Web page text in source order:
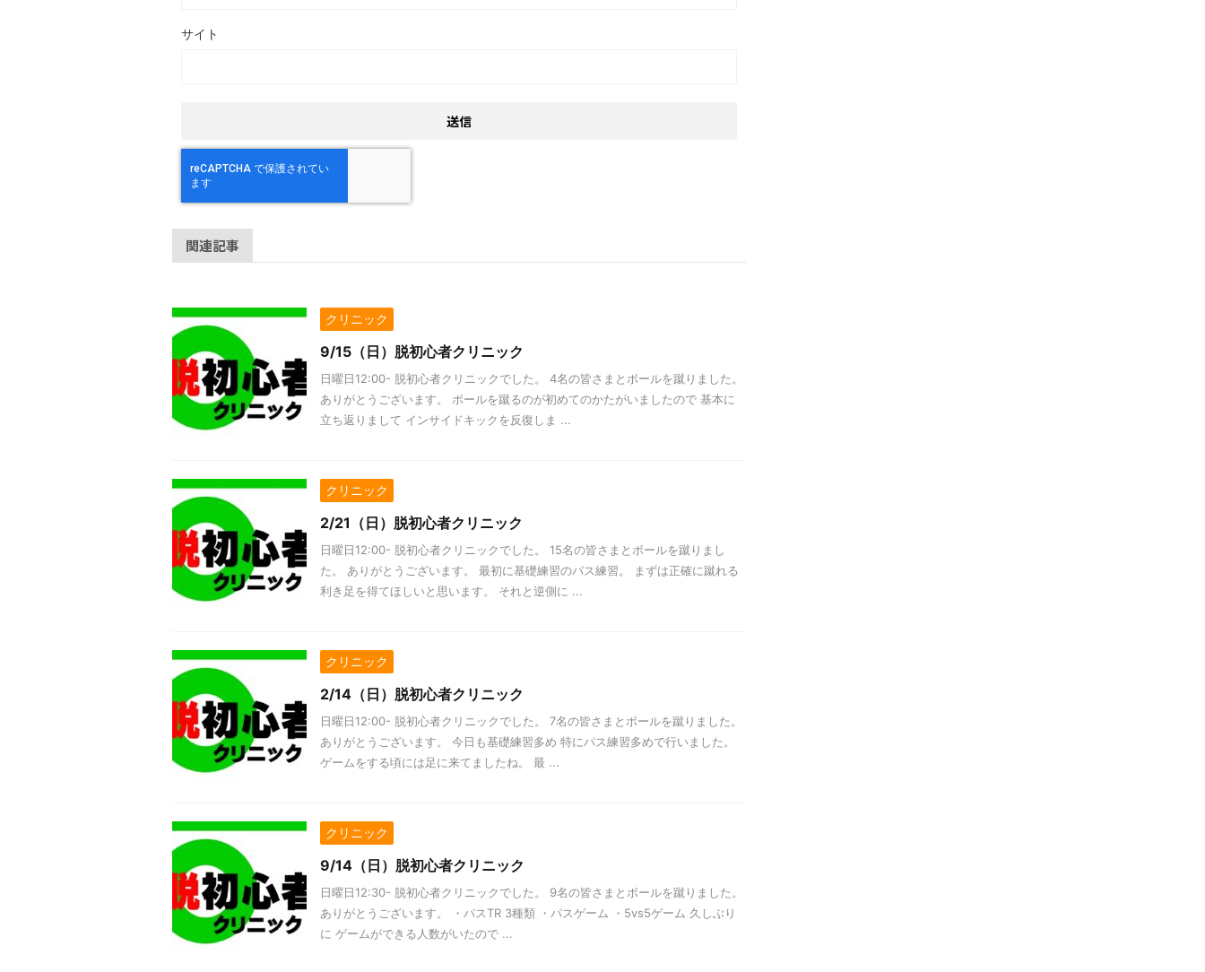
サイト
関連記事
クリニック
9/15（日）脱初心者クリニック
日曜日12:00- 脱初心者クリニックでした。 4名の皆さまとボールを蹴りました。
ありがとうございます。 ボールを蹴るのが初めてのかたがいましたので 基本に
立ち返りまして インサイドキックを反復しま ...
クリニック
2/21（日）脱初心者クリニック
日曜日12:00- 脱初心者クリニックでした。 15名の皆さまとボールを蹴りまし
た。 ありがとうございます。 最初に基礎練習のパス練習。 まずは正確に蹴れる
利き足を得てほしいと思います。 それと逆側に ...
クリニック
2/14（日）脱初心者クリニック
日曜日12:00- 脱初心者クリニックでした。 7名の皆さまとボールを蹴りました。
ありがとうございます。 今日も基礎練習多め 特にパス練習多めで行いました。
ゲームをする頃には足に来てましたね。 最 ...
クリニック
9/14（日）脱初心者クリニック
日曜日12:30- 脱初心者クリニックでした。 9名の皆さまとボールを蹴りました。
ありがとうございます。 ・パスTR 3種類 ・パスゲーム ・5vs5ゲーム 久しぶり
に ゲームができる人数がいたので ...